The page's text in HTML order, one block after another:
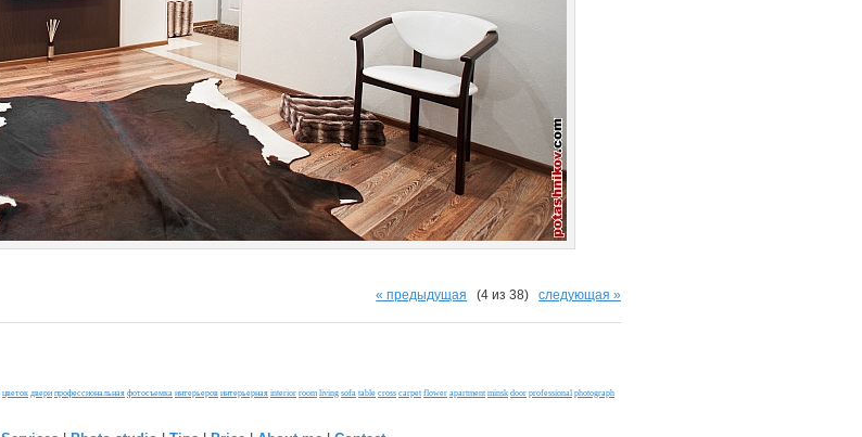
« предыдущая (4 из 38) следующая »
цветок двери профессиональная фотосъемка интерьеров интерьерная interior room living sofa table cross carpet flower apartment minsk door professional photograph